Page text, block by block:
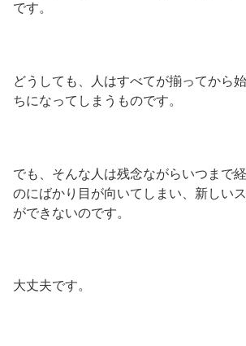
です。
どうしても、人はすべてが揃ってから
ちになってしまうものです。
でも、そんな人は残念ながらいつまで
のにばかり目が向いてしまい、新しい
ができないのです。
大丈夫です。